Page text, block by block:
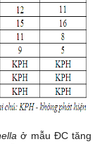
ở mẫu ĐC tăng